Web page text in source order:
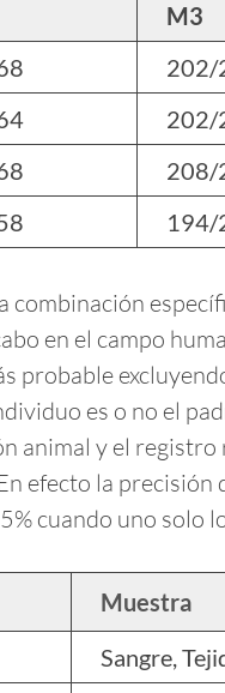
M3
202/
202/
208/
194/
en el campo
probable
es o no el
animal y el
efecto la precisión
cuando uno solo
Muestra
Sangre,